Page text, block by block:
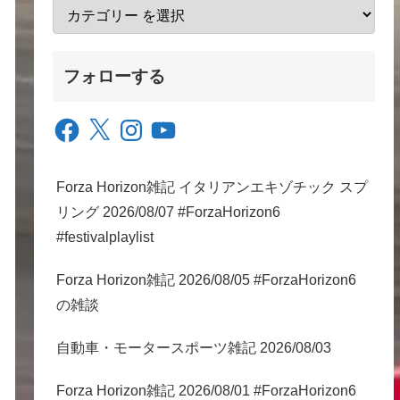
フォローする
Facebook
X InstagramYouTube
Forza Horizon雑記 イタリアンエキゾチック スプ
リング 2026/08/07 #ForzaHorizon6
#festivalplaylist
Forza Horizon雑記 2026/08/05 #ForzaHorizon6
の雑談
自動車・モータースポーツ雑記 2026/08/03
Forza Horizon雑記 2026/08/01 #ForzaHorizon6